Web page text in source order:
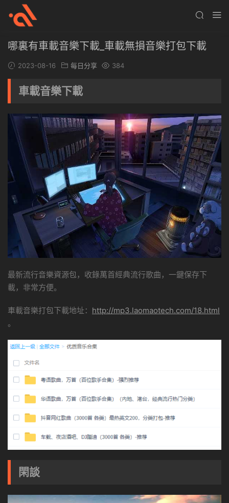
哪裏有車載音樂下載_車載無損音樂打包下載
2023-08-16 每日分享 384
車載音樂下載
最新流行音樂資源包，收錄萬首經典流行歌曲，一鍵保存下
載，非常方便。
車載音樂打包下載地址： http://mp3.laomaotech.com/18.html
。
閑談